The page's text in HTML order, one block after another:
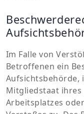
Im Falle von
Betroffenen ein
Aufsichtsbehörde,
Mitgliedstaat
Arbeitsplatzes